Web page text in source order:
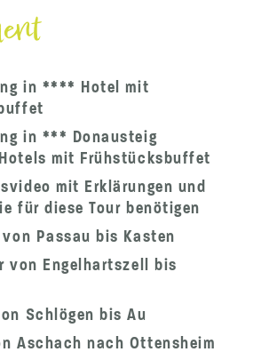
in **** Hotel mit
in *** Donausteig
mit Frühstücksbuffet
mit Erklärungen und
für diese Tour benötigen
Passau bis Kasten
von Engelhartszell bis
Schlögen bis Au
Aschach nach Ottensheim